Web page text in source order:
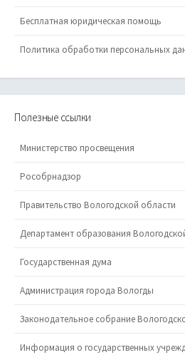
Бесплатная юридическая помощь
Политика обработки персональных
Полезные ссылки
Министерство просвещения
Рособрнадзор
Правительство Вологодской области
Департамент образования
Государственная дума
Администрация города Вологды
Законодательное собрание
Информация о государственных